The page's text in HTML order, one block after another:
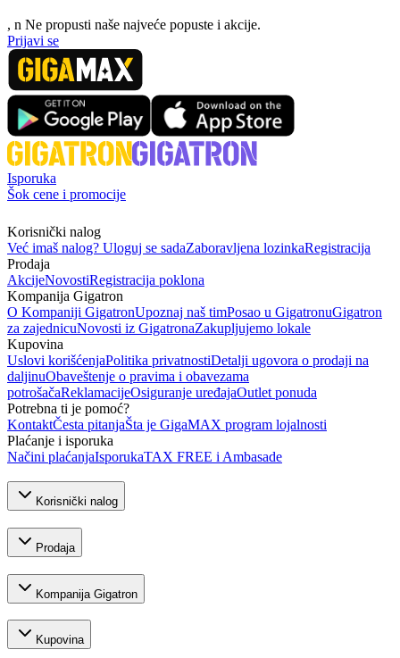
, n Ne propusti naše najveće popuste i akcije.
Prijavi se
Isporuka
Šok cene i promocije
Korisnički nalog
Već imaš nalog? Uloguj se sadaZaboravljena lozinkaRegistracija
Prodaja
AkcijeNovostiRegistracija poklona
Kompanija Gigatron
O Kompaniji GigatronUpoznaj naš timPosao u GigatronuGigatron
za zajednicuNovosti iz GigatronaZakupljujemo lokale
Kupovina
Uslovi korišćenjaPolitika privatnostiDetalji ugovora o prodaji na
daljinuObaveštenje o pravima i obavezama
potrošačaReklamacijeOsiguranje uređajaOutlet ponuda
Potrebna ti je pomoć?
KontaktČesta pitanjaŠta je GigaMAX program lojalnosti
Plaćanje i isporuka
Načini plaćanjaIsporukaTAX FREE i Ambasade
Korisnički nalog
Prodaja
Kompanija Gigatron
Kupovina